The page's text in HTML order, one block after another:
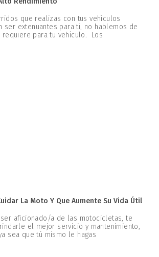
que realizas con tus vehículos
ser extenuantes para ti, no hablemos de
requiere para tu vehículo. Los
La Moto Y Que Aumente Su Vida Útil
aficionado/a de las motocicletas, te
el mejor servicio y mantenimiento,
sea que tú mismo le hagas